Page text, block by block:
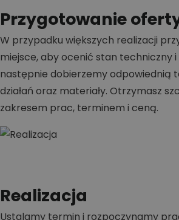
Przygotowanie
W przypadku większych realizacji
miejsce, aby ocenić stan techniczny
następnie dobierzemy odpowiednią
działań oraz materiały. Otrzymasz
zakresem prac, terminem i ceną.
Realizacja
Ustalamy termin i rozpoczynamy